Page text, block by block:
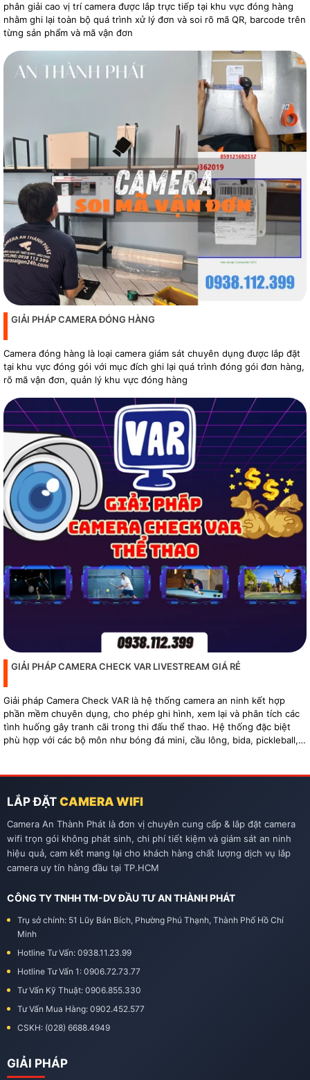
phân giải cao vị trí camera được lắp trực tiếp tại khu vực đóng hàng
nhằm ghi lại toàn bộ quá trình xử lý đơn và soi rõ mã QR, barcode trên
từng sản phẩm và mã vận đơn
GIẢI PHÁP CAMERA ĐÓNG HÀNG
Camera đóng hàng là loại camera giám sát chuyên dụng được lắp đặt
tại khu vực đóng gói với mục đích ghi lại quá trình đóng gói đơn hàng,
rõ mã vận đơn, quản lý khu vực đóng hàng
GIẢI PHÁP CAMERA CHECK VAR LIVESTREAM GIÁ RẺ
Giải pháp Camera Check VAR là hệ thống camera an ninh kết hợp
phần mềm chuyên dụng, cho phép ghi hình, xem lại và phân tích các
tình huống gây tranh cãi trong thi đấu thể thao. Hệ thống đặc biệt
phù hợp với các bộ môn như bóng đá mini, cầu lông, bida, pickleball,
LẮP ĐẶT CAMERA WIFI
Camera An Thành Phát là đơn vị chuyên cung cấp & lắp đặt camera
wifi trọn gói không phát sinh, chi phí tiết kiệm và giám sát an ninh
hiệu quả, cam kết mang lại cho khách hàng chất lượng dịch vụ lắp
camera uy tín hàng đầu tại TP.HCM
CÔNG TY TNHH TM-DV ĐẦU TƯ AN THÀNH PHÁT
Trụ sở chính: 51 Lũy Bán Bích, Phường Phú Thạnh, Thành Phố Hồ Chí
Minh
Hotline Tư Vấn: 0938.11.23.99
Hotline Tư Vấn 1: 0906.72.73.77
Tư Vấn Kỹ Thuật: 0906.855.330
Tư Vấn Mua Hàng: 0902.452.577
CSKH: (028) 6688.4949
GIẢI PHÁP